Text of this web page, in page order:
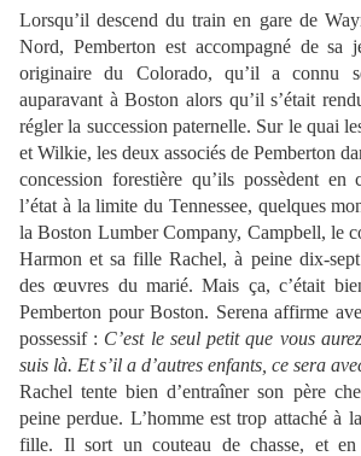
Lorsqu’il descend du train en gare de
Nord, Pemberton est accompagné de sa
originaire du Colorado, qu’il a connu
auparavant à Boston alors qu’il s’était
régler la succession paternelle. Sur le quai
et Wilkie, les deux associés de Pemberton
concession forestière qu’ils possèdent
l’état à la limite du Tennessee, quelques
la Boston Lumber Company, Campbell, le
Harmon et sa fille Rachel, à peine dix-
des œuvres du marié. Mais ça, c’était
Pemberton pour Boston. Serena affirme
possessif : C’est le seul petit que vous
suis là. Et s’il a d’autres enfants, ce sera
Rachel tente bien d’entraîner son père
peine perdue. L’homme est trop attaché à
fille. Il sort un couteau de chasse, et en